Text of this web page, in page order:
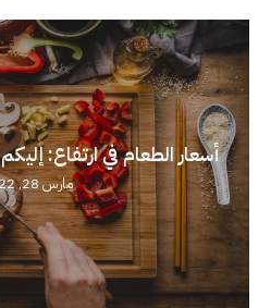
أسعار الطعام في ارتفاع:
مارس 28, 2022